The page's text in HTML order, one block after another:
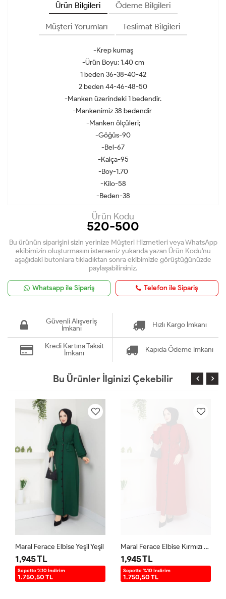
Ürün Bilgileri Ödeme Bilgileri
Müşteri Yorumları Teslimat Bilgileri
-Krep kumaş
-Ürün Boyu: 1.40 cm
1 beden 36-38-40-42
2 beden 44-46-48-50
-Manken üzerindeki 1 bedendir.
-Mankenimiz 38 bedendir
-Manken ölçüleri;
-Göğüs-90
-Bel-67
-Kalça-95
-Boy-1.70
-Kilo-58
-Beden-38
Ürün Kodu
520-500
Bu ürünün siparişini sizin yerinize Müşteri Hizmetleri veya WhatsApp
ekibimizin oluşturmasını isterseniz yukarıda yazan Ürün Kodu'nu
aşağıdaki butonlara tıkladıktan sonra ekibimizle görüştüğünüzde
paylaşabilirsiniz.
Whatsapp ile Sipariş Telefon ile Sipariş
Güvenli Alışveriş
İmkanı
Hızlı Kargo İmkanı
Kredi Kartına Taksit
İmkanı
Kapıda Ödeme İmkanı
Bu Ürünler İlginizi Çekebilir
Maral Ferace Elbise Yeşil Yeşil
1,945 TL
Sepette %10 İndirim
1.750,50 TL
Maral Ferace Elbise Kırmızı Kırmızı
1,945 TL
Sepette %10 İndirim
1.750,50 TL